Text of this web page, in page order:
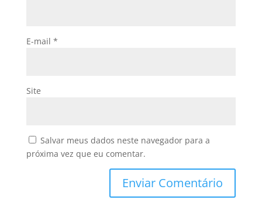
E-mail *
Site
Salvar meus dados neste navegador para a
próxima vez que eu comentar.